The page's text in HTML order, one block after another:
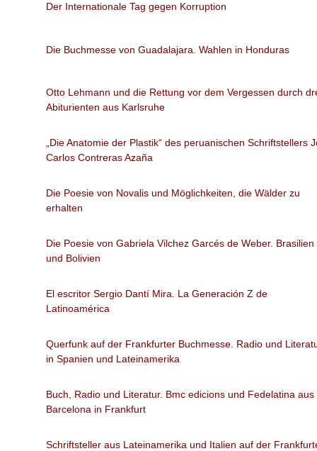
Der Internationale Tag gegen Korruption
Die Buchmesse von Guadalajara. Wahlen in Honduras
Otto Lehmann und die Rettung vor dem Vergessen durch
Abiturienten aus Karlsruhe
„Die Anatomie der Plastik“ des peruanischen Schriftstellers
Carlos Contreras Azaña
Die Poesie von Novalis und Möglichkeiten, die Wälder zu
erhalten
Die Poesie von Gabriela Vilchez Garcés de Weber. Brasilien
und Bolivien
El escritor Sergio Dantí Mira. La Generación Z de
Latinoamérica
Querfunk auf der Frankfurter Buchmesse. Radio und
in Spanien und Lateinamerika
Buch, Radio und Literatur. Bmc edicions und Fedelatina aus
Barcelona in Frankfurt
Schriftsteller aus Lateinamerika und Italien auf der